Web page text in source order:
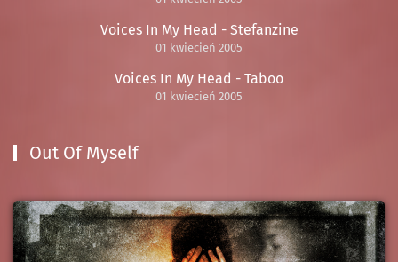
Voices In My Head - Stefanzine
01 kwiecień 2005
Voices In My Head - Taboo
01 kwiecień 2005
Out Of Myself